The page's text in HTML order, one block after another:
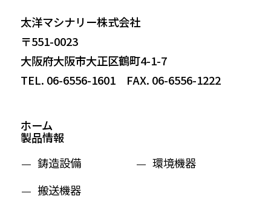
太洋マシナリー株式会社
〒551-0023
大阪府大阪市大正区鶴町4-1-7
TEL. 06-6556-1601 FAX. 06-6556-1222
ホーム
製品情報
鋳造設備
環境機器
搬送機器